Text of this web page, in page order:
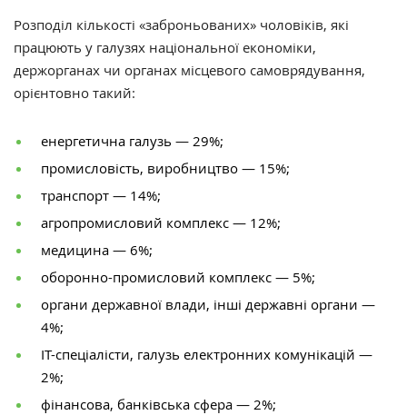
Розподіл кількості «заброньованих» чоловіків, які
працюють у галузях національної економіки,
держорганах чи органах місцевого самоврядування,
орієнтовно такий:
енергетична галузь — 29%;
промисловість, виробництво — 15%;
транспорт — 14%;
агропромисловий комплекс — 12%;
медицина — 6%;
оборонно-промисловий комплекс — 5%;
органи державної влади, інші державні органи —
4%;
ІТ-спеціалісти, галузь електронних комунікацій —
2%;
фінансова, банківська сфера — 2%;